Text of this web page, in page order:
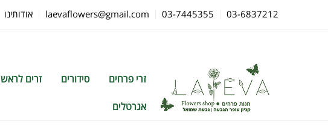
03-6837212
03-7445355
laevaflowers@gmail.com אודותינו
זרי פרחים סידורים זרים לראש
אגרטלים